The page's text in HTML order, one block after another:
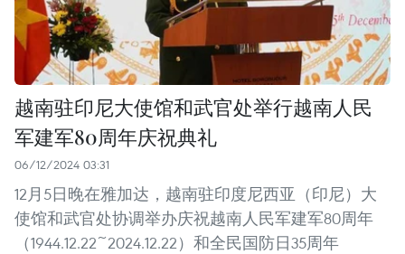
越南驻印尼大使馆和武官处举行越南人民
军建军80周年庆祝典礼
06/12/2024 03:31
12月5日晚在雅加达，越南驻印度尼西亚（印尼）大
使馆和武官处协调举办庆祝越南人民军建军80周年
（1944.12.22~2024.12.22）和全民国防日35周年